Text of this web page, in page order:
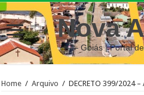
Nova
– Goiás | Portal
Home / Arquivo / DECRETO 399/2024 –